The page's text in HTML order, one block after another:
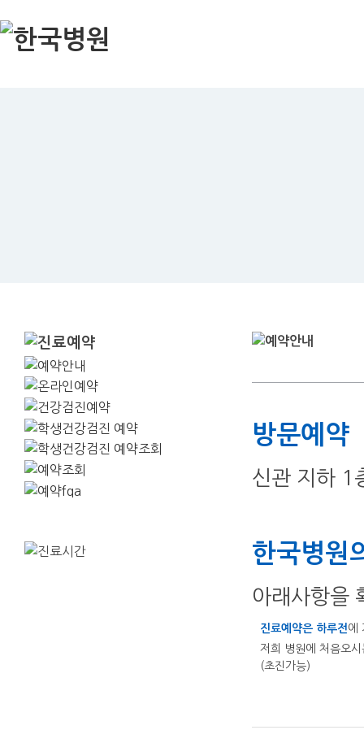
방문예약
신관 지하 1
한국병원
아래사항을
진료예약은 하루전에
저희 병원에 처음오
(초진가능)